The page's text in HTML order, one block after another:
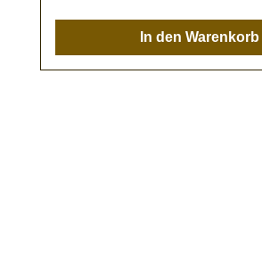
In den Warenkorb